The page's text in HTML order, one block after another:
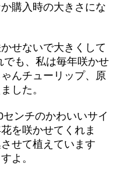
購入時の大きさにな
せないで大きくして
でも、私は毎年咲かせ
んチューリップ、原
した。
ンチのかわいいサイ
を咲かせてくれま
せて植えています
よ。